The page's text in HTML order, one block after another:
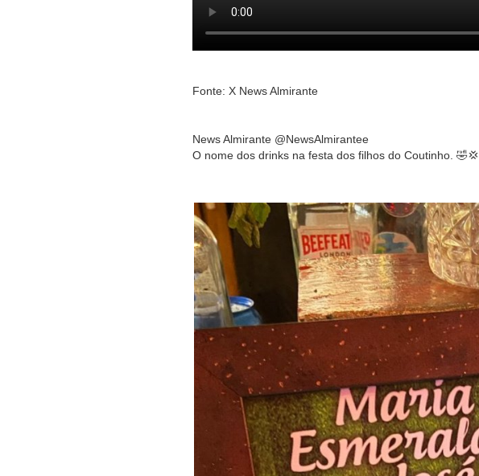
Fonte: X News Almirante
News Almirante @NewsAlmirantee
O nome dos drinks na festa dos filhos do Coutinho. 🤣💢